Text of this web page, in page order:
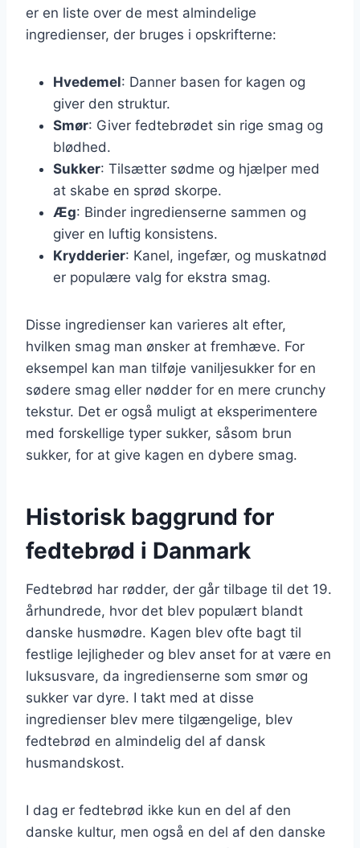
er en liste over de mest almindelige
ingredienser, der bruges i opskrifterne:
Hvedemel: Danner basen for kagen og
giver den struktur.
Smør: Giver fedtebrødet sin rige smag og
blødhed.
Sukker: Tilsætter sødme og hjælper med
at skabe en sprød skorpe.
Æg: Binder ingredienserne sammen og
giver en luftig konsistens.
Krydderier: Kanel, ingefær, og muskatnød
er populære valg for ekstra smag.
Disse ingredienser kan varieres alt efter,
hvilken smag man ønsker at fremhæve. For
eksempel kan man tilføje vaniljesukker for en
sødere smag eller nødder for en mere crunchy
tekstur. Det er også muligt at eksperimentere
med forskellige typer sukker, såsom brun
sukker, for at give kagen en dybere smag.
Historisk baggrund for
fedtebrød i Danmark
Fedtebrød har rødder, der går tilbage til det 19.
århundrede, hvor det blev populært blandt
danske husmødre. Kagen blev ofte bagt til
festlige lejligheder og blev anset for at være en
luksusvare, da ingredienserne som smør og
sukker var dyre. I takt med at disse
ingredienser blev mere tilgængelige, blev
fedtebrød en almindelig del af dansk
husmandskost.
I dag er fedtebrød ikke kun en del af den
danske kultur, men også en del af den danske